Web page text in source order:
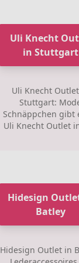
Uli Knecht
in Stuttgart
Uli Knecht
Stuttgart:
Schnäppchen gibt
Uli Knecht Outlet
Hidesign
Batley
Hidesign Outlet in